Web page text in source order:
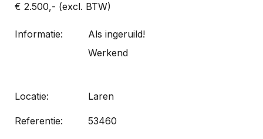
€ 2.500,- (excl. BTW)
Informatie:
Als ingeruild!
Werkend
Locatie: Laren
Referentie: 53460